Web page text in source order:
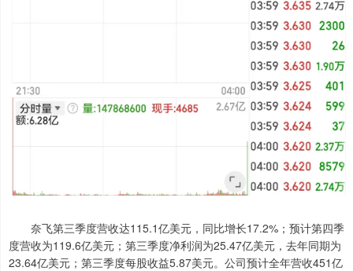
奈飞第三季度营收达115.1亿美元，同比增长17.2%；预计第四季
度营收为119.6亿美元；第三季度净利润为25.47亿美元，去年同期为
23.64亿美元；第三季度每股收益5.87美元。公司预计全年营收451亿